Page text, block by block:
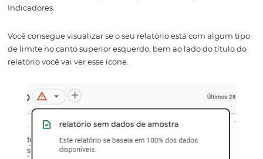
nova área de Segmentos, que antes era configurada no
Universal Analytics para filtrar usuários e sessões
Antes no Universal Analytics você tinha uma
limitada para definir os públicos. Agora, como o GA4
coleta de dados melhorada e mais ampla, você tem